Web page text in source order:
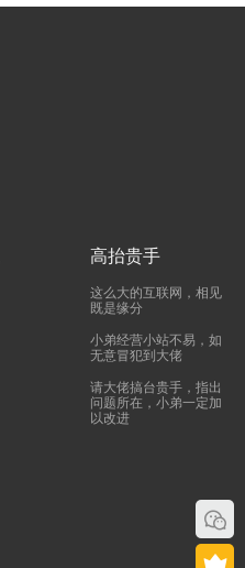
高抬贵手
这么大的互联网，相见
既是缘分
小弟经营小站不易，如
无意冒犯到大佬
请大佬搞台贵手，指出
问题所在，小弟一定加
以改进